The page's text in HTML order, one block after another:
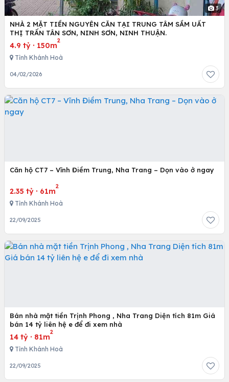
3
NHÀ 2 MẶT TIỀN NGUYÊN CĂN TẠI TRUNG TÂM SẦM UẤT
THỊ TRẤN TÂN SƠN, NINH SƠN, NINH THUẬN.
4.9 tỷ · 150m
2
Tỉnh Khánh Hoà
04/02/2026
Căn hộ CT7 – Vĩnh Điềm Trung, Nha Trang – Dọn vào ở ngay
2.35 tỷ · 61m
2
Tỉnh Khánh Hoà
22/09/2025
Bán nhà mặt tiền Trịnh Phong , Nha Trang Diện tích 81m Giá
bán 14 tỷ liên hệ e để đi xem nhà
14 tỷ · 81m
2
Tỉnh Khánh Hoà
22/09/2025